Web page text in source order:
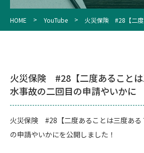
HOME > YouTube > 火災保険 #28【二度
火災保険 #28【二度あること
水事故の二回目の申請やいかに
火災保険 #28【二度あることは三度ある
の申請やいかにを公開しました！